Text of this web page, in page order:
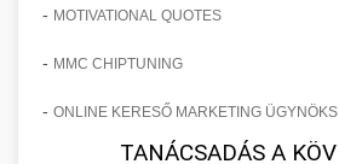
- MOTIVATIONAL QUOTES
- MMC CHIPTUNING
- ONLINE KERESŐ MARKETING
TANÁCSADÁS A